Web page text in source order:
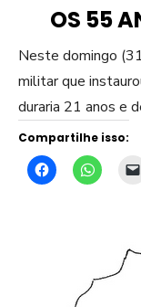
OS 55
Neste domingo
militar que
duraria 21 anos e
Compartilhe isso: